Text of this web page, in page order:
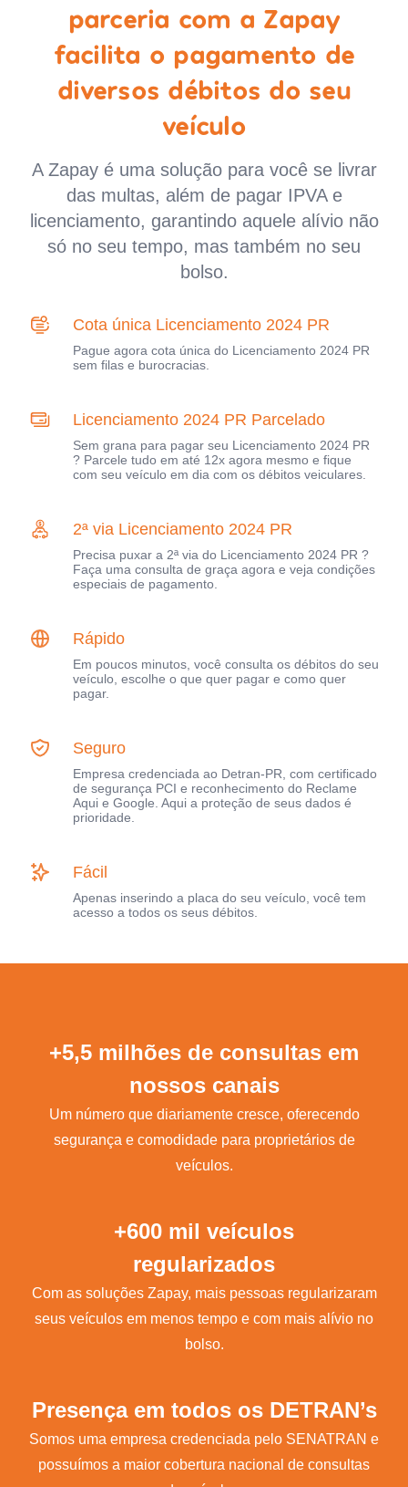
parceria com a Zapay
facilita o pagamento de
diversos débitos do seu
veículo
A Zapay é uma solução para você se livrar
das multas, além de pagar IPVA e
licenciamento, garantindo aquele alívio não
só no seu tempo, mas também no seu
bolso.
Cota única Licenciamento 2024 PR
Pague agora cota única do Licenciamento 2024 PR
sem filas e burocracias.
Licenciamento 2024 PR Parcelado
Sem grana para pagar seu Licenciamento 2024 PR
? Parcele tudo em até 12x agora mesmo e fique
com seu veículo em dia com os débitos veiculares.
2ª via Licenciamento 2024 PR
Precisa puxar a 2ª via do Licenciamento 2024 PR ?
Faça uma consulta de graça agora e veja condições
especiais de pagamento.
Rápido
Em poucos minutos, você consulta os débitos do seu
veículo, escolhe o que quer pagar e como quer
pagar.
Seguro
Empresa credenciada ao Detran-PR, com certificado
de segurança PCI e reconhecimento do Reclame
Aqui e Google. Aqui a proteção de seus dados é
prioridade.
Fácil
Apenas inserindo a placa do seu veículo, você tem
acesso a todos os seus débitos.
+5,5 milhões de consultas em
nossos canais
Um número que diariamente cresce, oferecendo
segurança e comodidade para proprietários de
veículos.
+600 mil veículos
regularizados
Com as soluções Zapay, mais pessoas regularizaram
seus veículos em menos tempo e com mais alívio no
bolso.
Presença em todos os DETRAN’s
Somos uma empresa credenciada pelo SENATRAN e
possuímos a maior cobertura nacional de consultas